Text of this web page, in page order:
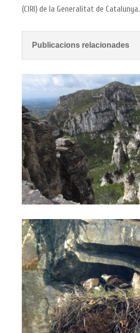
(CIRI) de la Generalitat de Catalunya.
Publicacions relacionades